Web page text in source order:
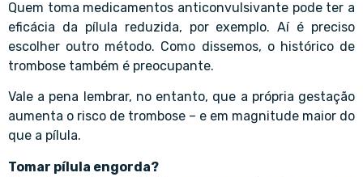
Quem toma medicamentos anticonvulsivante pode ter a
eficácia da pílula reduzida, por exemplo. Aí é preciso
escolher outro método. Como dissemos, o histórico de
trombose também é preocupante.
Vale a pena lembrar, no entanto, que a própria gestação
aumenta o risco de trombose – e em magnitude maior do
que a pílula.
Tomar pílula engorda?